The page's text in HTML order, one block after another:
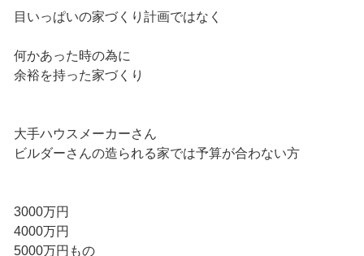
目いっぱいの家づくり計画ではなく
何かあった時の為に
余裕を持った家づくり
大手ハウスメーカーさん
ビルダーさんの造られる家では予算が合わない方
3000万円
4000万円
5000万円もの